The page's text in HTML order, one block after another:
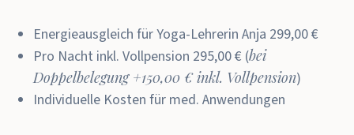
Energieausgleich für Yoga-Lehrerin Anja 299,00 €
Pro Nacht inkl. Vollpension 295,00 € (bei
Doppelbelegung +150,00 € inkl. Vollpension)
Individuelle Kosten für med. Anwendungen